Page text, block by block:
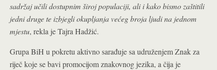
sadržaj učili dostupnim široj populaciji, ali i kako bismo zaštitili
jedni druge te izbjegli okupljanja većeg broja ljudi na jednom
mjestu, rekla je Tajra Hadžić.
Grupa BiH u pokretu aktivno sarađuje sa udruženjem Znak za
riječ koje se bavi promocijom znakovnog jezika, a čija je